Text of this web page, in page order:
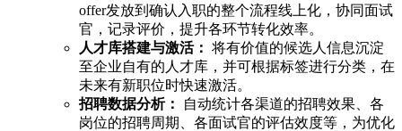
offer发放到确认入职的整个流程线上化，协同面试
官，记录评价，提升各环节转化效率。
人才库搭建与激活： 将有价值的候选人信息沉淀
至企业自有的人才库，并可根据标签进行分类，在
未来有新职位时快速激活。
招聘数据分析：
自动统计各渠道的招聘效果、各
岗位的招聘周期、各面试官的评估效度等，为优化